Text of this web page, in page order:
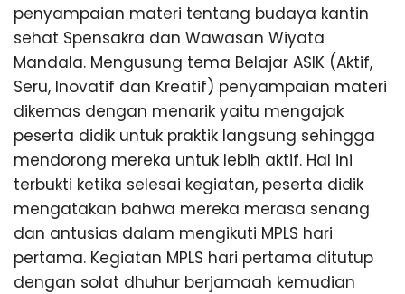
penyampaian materi tentang budaya kantin
sehat Spensakra dan Wawasan Wiyata
Mandala. Mengusung tema Belajar ASIK (Aktif,
Seru, Inovatif dan Kreatif) penyampaian materi
dikemas dengan menarik yaitu mengajak
peserta didik untuk praktik langsung sehingga
mendorong mereka untuk lebih aktif. Hal ini
terbukti ketika selesai kegiatan, peserta didik
mengatakan bahwa mereka merasa senang
dan antusias dalam mengikuti MPLS hari
pertama. Kegiatan MPLS hari pertama ditutup
dengan solat dhuhur berjamaah kemudian